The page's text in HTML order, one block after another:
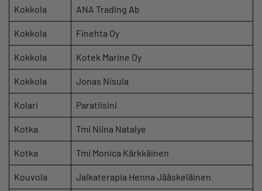
Kokkola ANA Trading Ab
Kokkola Finehta Oy
Kokkola Kotek Marine Oy
Kokkola Jonas Nisula
Kolari Paratiisini
Kotka Tmi Niina Natalye
Kotka Tmi Monica Kärkkäinen
Kouvola Jalkaterapia Henna Jääskeläinen